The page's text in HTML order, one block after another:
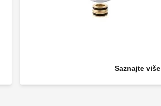
Saznajte više